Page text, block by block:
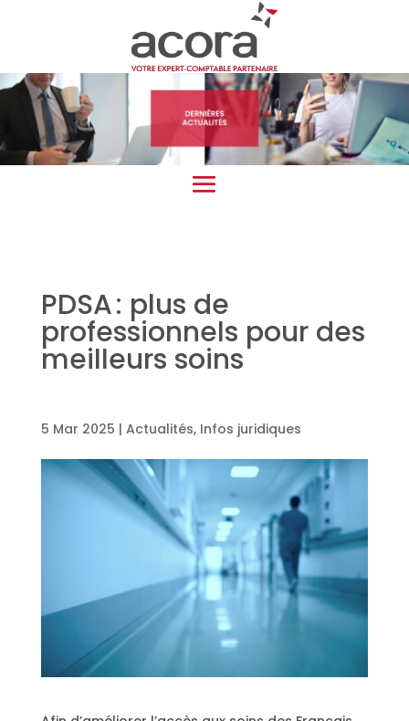
PDSA : plus de
professionnels pour des
meilleurs soins
5 Mar 2025 | Actualités, Infos juridiques